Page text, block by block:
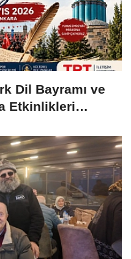
Dil Bayramı ve
Etkinlikleri